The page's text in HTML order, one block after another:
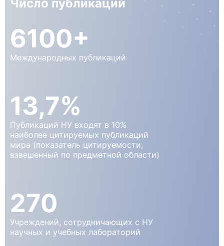
Число публикаций
6100+
Международных публикаций
13,7%
Публикаций НУ входят в 10%
наиболее цитируемых публикаций
мира (показатель цитируемости,
взвешенный по предметной области)
270
Учреждений, сотрудничающих с НУ
научных и учебных лабораторий